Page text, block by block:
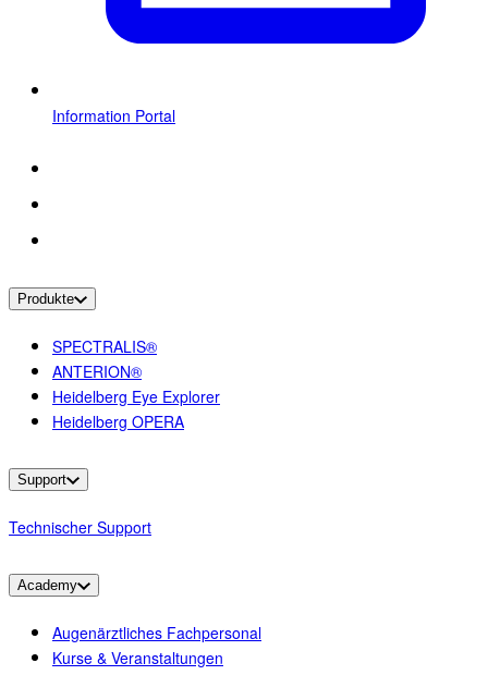
Information Portal
Produkte
SPECTRALIS®
ANTERION®
Heidelberg Eye Explorer
Heidelberg OPERA
Support
Technischer Support
Academy
Augenärztliches Fachpersonal
Kurse & Veranstaltungen